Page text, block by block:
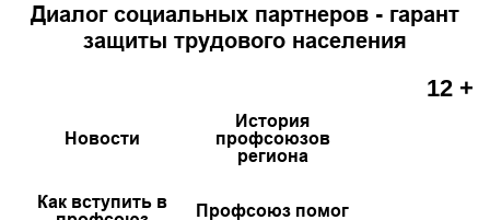
Диалог социальных партнеров - гарант
защиты трудового населения
12 +
Новости
История
профсоюзов
региона
Как вступить в
Профсоюз помог